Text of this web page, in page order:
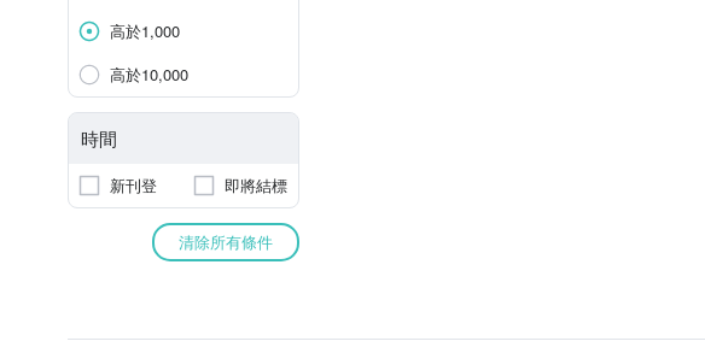
高於1,000
高於10,000
時間
新刊登 即將結標
清除所有條件